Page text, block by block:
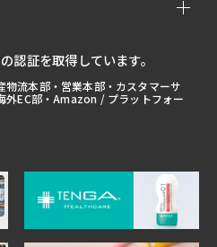
認証を取得しています。
流本部・営業本部・カスタマーサ
外EC部・Amazon / プラットフォー